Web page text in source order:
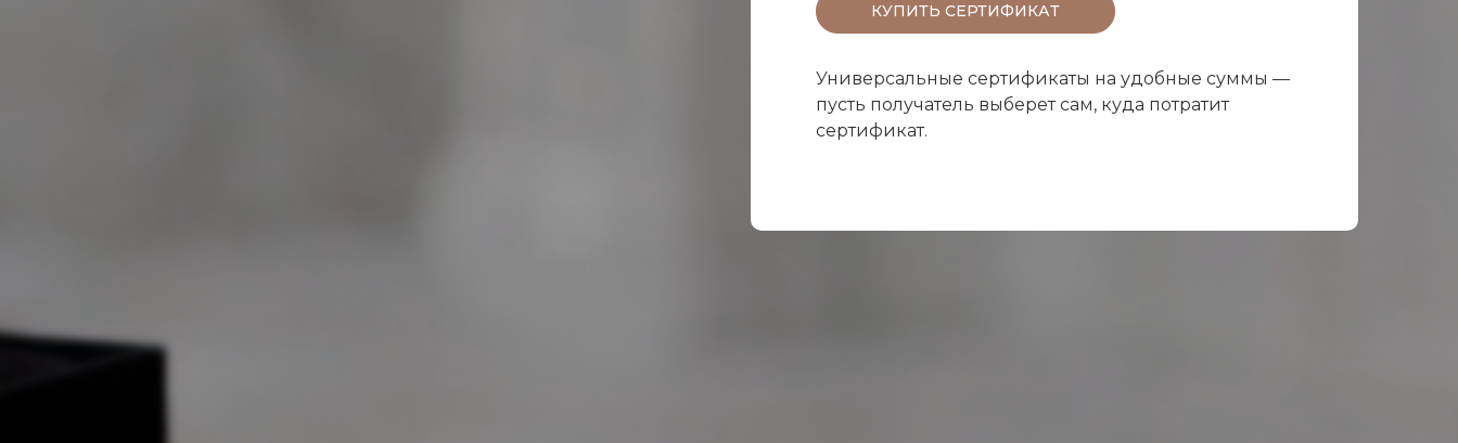
КУПИТЬ СЕРТИФИКАТ
Универсальные сертификаты на удобные суммы —
пусть получатель выберет сам, куда потратит
сертификат.